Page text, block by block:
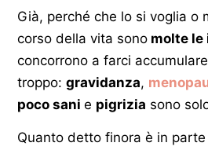
Già, perché che lo si voglia o
corso della vita sono molte le
concorrono a farci
troppo: gravidanza,
poco sani e pigrizia sono
Quanto detto finora è in parte